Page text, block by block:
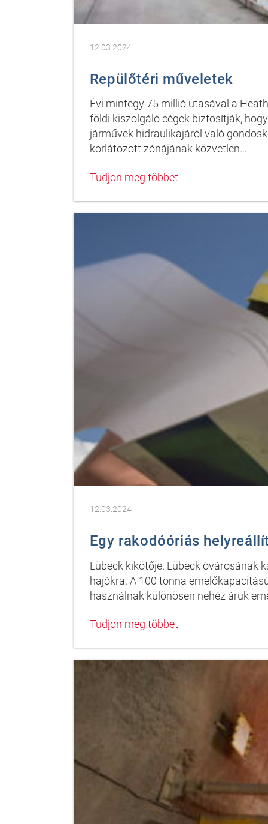
12.03.2024
Repülőtéri műveletek
Évi mintegy 75 millió utasával a
földi kiszolgáló cégek biztosítják,
járművek hidraulikájáról való
korlátozott zónájának közvetlen…
Tudjon meg többet
12.03.2024
Egy rakodóóriás
Lübeck kikötője. Lübeck óvárosának
hajókra. A 100 tonna
használnak különösen nehéz áruk
Tudjon meg többet